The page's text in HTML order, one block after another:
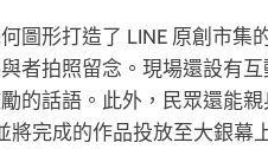
圖形打造了 LINE 原創市集
者拍照留念。現場還設有
的話語。此外，民眾還能
將完成的作品投放至大銀幕